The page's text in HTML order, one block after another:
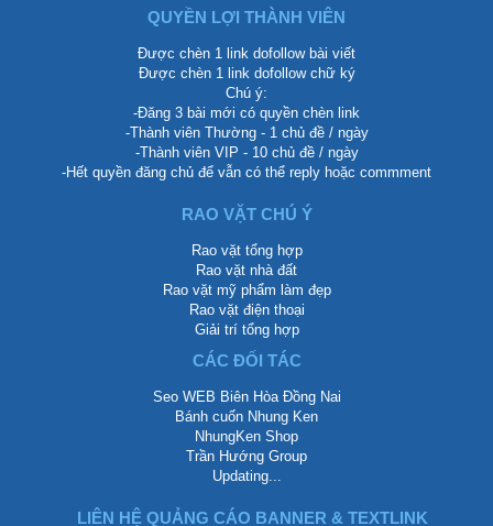
QUYỀN LỢI THÀNH VIÊN
Được chèn 1 link dofollow bài viết
Được chèn 1 link dofollow chữ ký
Chú ý:
-Đăng 3 bài mới có quyền chèn link
-Thành viên Thường - 1 chủ đề / ngày
-Thành viên VIP - 10 chủ đề / ngày
-Hết quyền đăng chủ để vẫn có thể reply hoặc commment
RAO VẶT CHÚ Ý
Rao vặt tổng hợp
Rao vặt nhà đất
Rao vặt mỹ phẩm làm đẹp
Rao vặt điện thoại
Giải trí tổng hợp
CÁC ĐỐI TÁC
Seo WEB Biên Hòa Đồng Nai
Bánh cuốn Nhung Ken
NhungKen Shop
Trần Hướng Group
Updating...
LIÊN HỆ QUẢNG CÁO BANNER & TEXTLINK